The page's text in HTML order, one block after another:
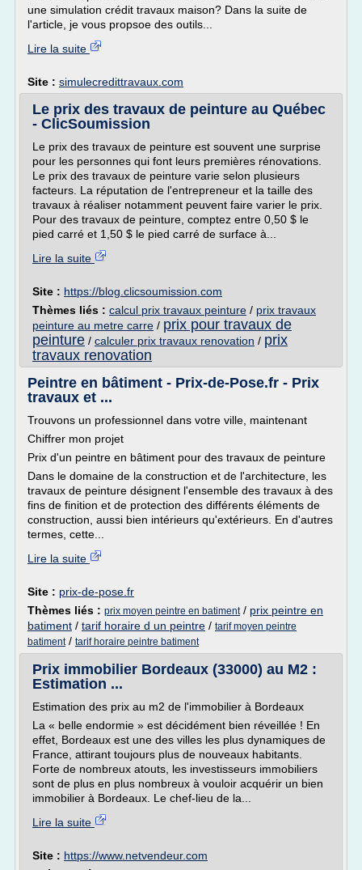
une simulation crédit travaux maison? Dans la suite de
l'article, je vous propsoe des outils...
Lire la suite
Site : simulecredittravaux.com
Le prix des travaux de peinture au Québec
- ClicSoumission
Le prix des travaux de peinture est souvent une surprise
pour les personnes qui font leurs premières rénovations.
Le prix des travaux de peinture varie selon plusieurs
facteurs. La réputation de l'entrepreneur et la taille des
travaux à réaliser notamment peuvent faire varier le prix.
Pour des travaux de peinture, comptez entre 0,50 $ le
pied carré et 1,50 $ le pied carré de surface à...
Lire la suite
Site : https://blog.clicsoumission.com
Thèmes liés : calcul prix travaux peinture / prix travaux
peinture au metre carre / prix pour travaux de
peinture / calculer prix travaux renovation / prix
travaux renovation
Peintre en bâtiment - Prix-de-Pose.fr - Prix
travaux et ...
Trouvons un professionnel dans votre ville, maintenant
Chiffrer mon projet
Prix d'un peintre en bâtiment pour des travaux de peinture
Dans le domaine de la construction et de l'architecture, les
travaux de peinture désignent l'ensemble des travaux à des
fins de finition et de protection des différents éléments de
construction, aussi bien intérieurs qu'extérieurs. En d'autres
termes, cette...
Lire la suite
Site : prix-de-pose.fr
Thèmes liés : prix moyen peintre en batiment/ prix peintre en
batiment / tarif horaire d un peintre / tarif moyen peintre
batiment/ tarif horaire peintre batiment
Prix immobilier Bordeaux (33000) au M2 :
Estimation ...
Estimation des prix au m2 de l'immobilier à Bordeaux
La « belle endormie » est décidément bien réveillée ! En
effet, Bordeaux est une des villes les plus dynamiques de
France, attirant toujours plus de nouveaux habitants.
Forte de nombreux atouts, les investisseurs immobiliers
sont de plus en plus nombreux à vouloir acquérir un bien
immobilier à Bordeaux. Le chef-lieu de la...
Lire la suite
Site : https://www.netvendeur.com